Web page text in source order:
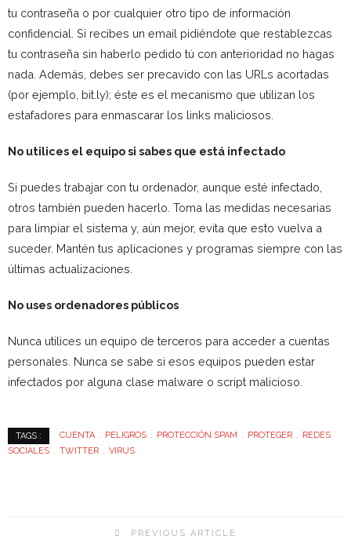
tu contraseña o por cualquier otro tipo de información
confidencial. Si recibes un email pidiéndote que restablezcas
tu contraseña sin haberlo pedido tú con anterioridad no hagas
nada. Además, debes ser precavido con las URLs acortadas
(por ejemplo, bit.ly); éste es el mecanismo que utilizan los
estafadores para enmascarar los links maliciosos.
No utilices el equipo si sabes que está infectado
Si puedes trabajar con tu ordenador, aunque esté infectado,
otros también pueden hacerlo. Toma las medidas necesarias
para limpiar el sistema y, aún mejor, evita que esto vuelva a
suceder. Mantén tus aplicaciones y programas siempre con las
últimas actualizaciones.
No uses ordenadores públicos
Nunca utilices un equipo de terceros para acceder a cuentas
personales. Nunca se sabe si esos equipos pueden estar
infectados por alguna clase malware o script malicioso.
TAGS : CUENTA PELIGROS PROTECCIÓN SPAM PROTEGER
REDES
SOCIALES
TWITTER VIRUS
PREVIOUS ARTICLE